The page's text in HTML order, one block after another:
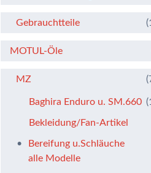
Gebrauchtteile
MOTUL-Öle
MZ
Baghira Enduro u. SM.660
Bekleidung/Fan-Artikel
Bereifung u.Schläuche
alle Modelle